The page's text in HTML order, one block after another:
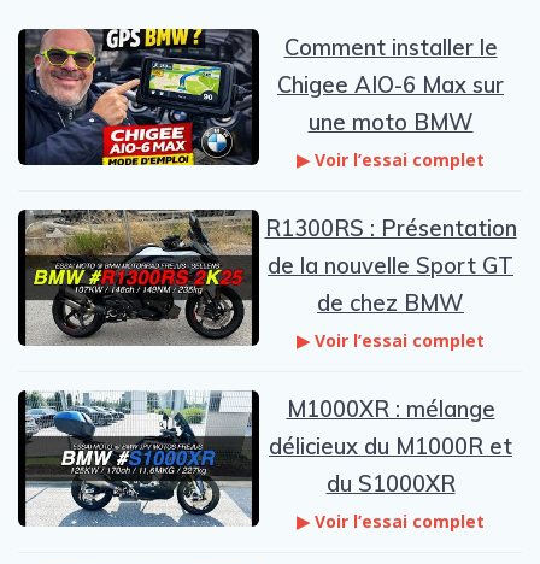
Comment installer le
Chigee AIO-6 Max sur
une moto BMW
▶ Voir l’essai complet
R1300RS : Présentation
de la nouvelle Sport GT
de chez BMW
▶ Voir l’essai complet
M1000XR : mélange
délicieux du M1000R et
du S1000XR
▶ Voir l’essai complet